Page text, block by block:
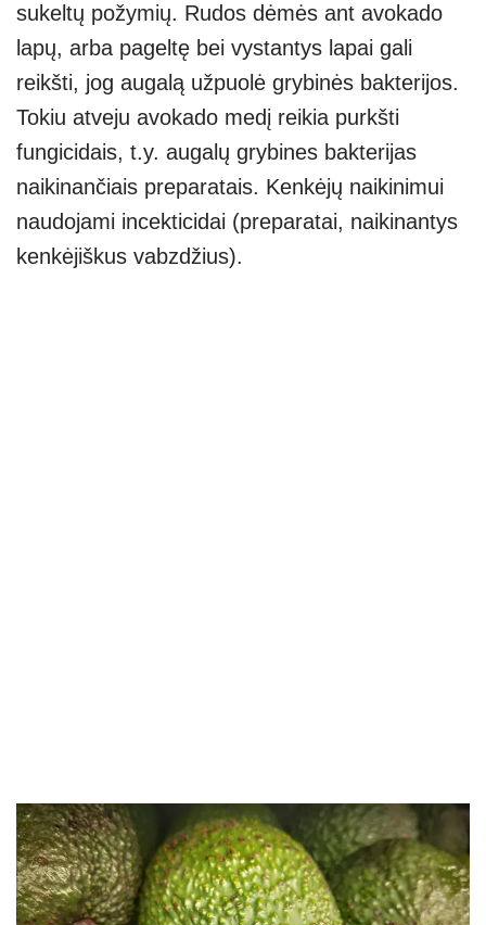
sukeltų požymių. Rudos dėmės ant avokado
lapų, arba pageltę bei vystantys lapai gali
reikšti, jog augalą užpuolė grybinės bakterijos.
Tokiu atveju avokado medį reikia purkšti
fungicidais, t.y. augalų grybines bakterijas
naikinančiais preparatais. Kenkėjų naikinimui
naudojami incekticidai (preparatai, naikinantys
kenkėjiškus vabzdžius).